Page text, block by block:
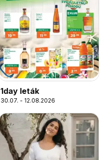
1day leták
30.07. - 12.08.2026